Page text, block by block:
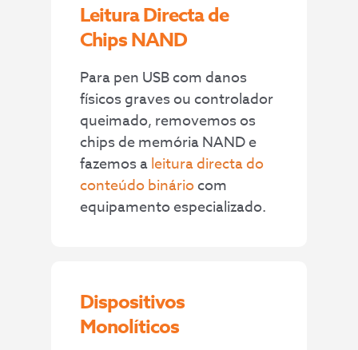
Leitura Directa de
Chips NAND
Para pen USB com danos
físicos graves ou controlador
queimado, removemos os
chips de memória NAND e
fazemos aleitura directa do
conteúdo bináriocom
equipamento especializado.
Dispositivos
Monolíticos